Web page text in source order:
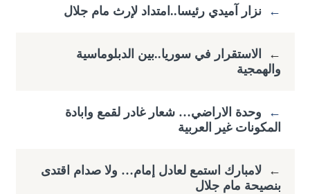
← نزار آميدي رئيسا..امتداد لإرث مام جلال
←
الاستقرار في سوريا..بين الدبلوماسية
والهمجية
←
وحدة الاراضي… شعار غادر لقمع وابادة
المكونات غير العربية
←
لامبارك استمع لعادل إمام… ولا صدام اقتدى
بنصيحة مام جلال